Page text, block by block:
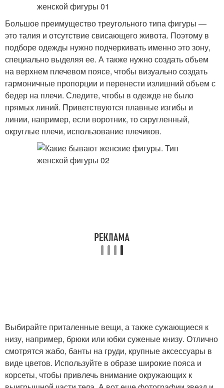
Большое преимущество треугольного типа фигуры —
это талия и отсутствие свисающего живота. Поэтому в
подборе одежды нужно подчеркивать именно это зону,
специально выделяя ее. А также нужно создать объем
на верхнем плечевом поясе, чтобы визуально создать
гармоничные пропорции и перенести излишний объем с
бедер на плечи. Следите, чтобы в одежде не было
прямых линий. Приветствуются плавные изгибы и
линии, например, если воротник, то скругленный,
округлые плечи, использование плечиков.
Выбирайте приталенные вещи, а также сужающиеся к
низу, например, брюки или юбки суженые книзу. Отлично
смотрятся жабо, банты на груди, крупные аксессуары в
виде цветов. Используйте в образе широкие пояса и
корсеты, чтобы привлечь внимание окружающих к